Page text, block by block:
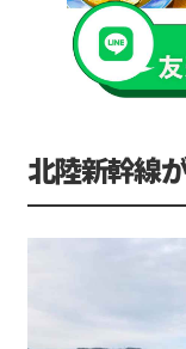
北陸新幹線